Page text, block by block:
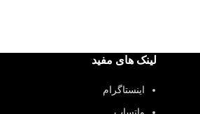
لینک های مفید
اینستاگرام
واتساپ